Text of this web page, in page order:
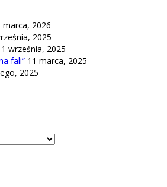
marca, 2026
2025
1 września, 2025
fali” 11 marca, 2025
2025